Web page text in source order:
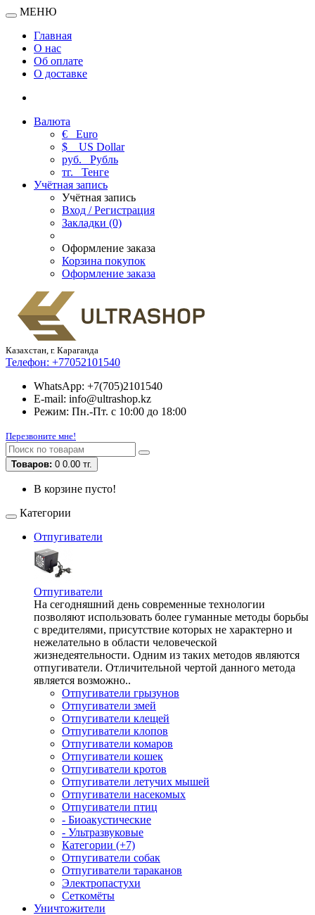
МЕНЮ
Главная
О нас
Об оплате
О доставке
Валюта
€ Euro
$
US Dollar
руб. Рубль
тг. Тенге
Учётная запись
Учётная запись
Вход / Регистрация
Закладки (0)
Оформление заказа
Корзина покупок
Оформление заказа
Казахстан, г. Караганда
Телефон: +77052101540
WhatsApp: +7(705)2101540
E-mail: info@ultrashop.kz
Режим: Пн.-Пт. с 10:00 до 18:00
Перезвоните мне!
Товаров: 0 0.00 тг.
В корзине пусто!
Категории
Отпугиватели
Отпугиватели
На сегодняшний день современные технологии
позволяют использовать более гуманные методы борьбы
с вредителями, присутствие которых не характерно и
нежелательно в области человеческой
жизнедеятельности. Одним из таких методов являются
отпугиватели. Отличительной чертой данного метода
является возможно..
Отпугиватели грызунов
Отпугиватели змей
Отпугиватели клещей
Отпугиватели клопов
Отпугиватели комаров
Отпугиватели кошек
Отпугиватели кротов
Отпугиватели летучих мышей
Отпугиватели насекомых
Отпугиватели птиц
- Биоакустические
- Ультразвуковые
Категории (+7)
Отпугиватели собак
Отпугиватели тараканов
Электропастухи
Сеткомёты
Уничтожители